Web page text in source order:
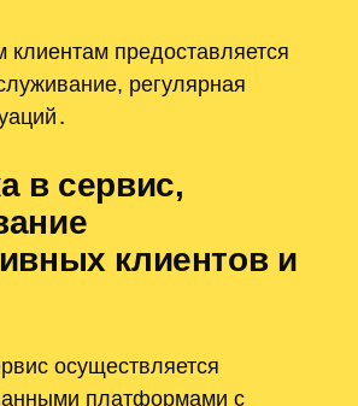
клиентам предоставляется
регулярная
в сервис,
клиентов и
осуществляется
платформами с